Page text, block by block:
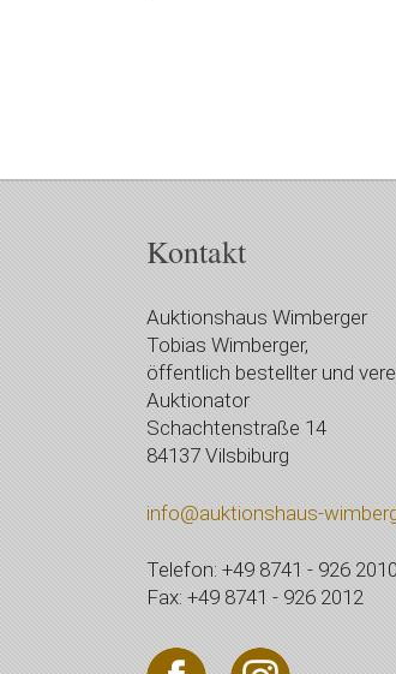
Kontakt
Auktionshaus Wimberger
Tobias Wimberger,
öffentlich bestellter und
Auktionator
Schachtenstraße 14
84137 Vilsbiburg
info@auktionshaus-
Telefon: +49 8741 - 926 2010
Fax: +49 8741 - 926 2012